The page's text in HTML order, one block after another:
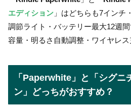
エディション 」はどちらも7インチ
調節ライト・バッテリー最大12週
容量・明るさ自動調整・ワイヤレス
「Paperwhite」と「シグニ
ン」どっちがおすすめ？